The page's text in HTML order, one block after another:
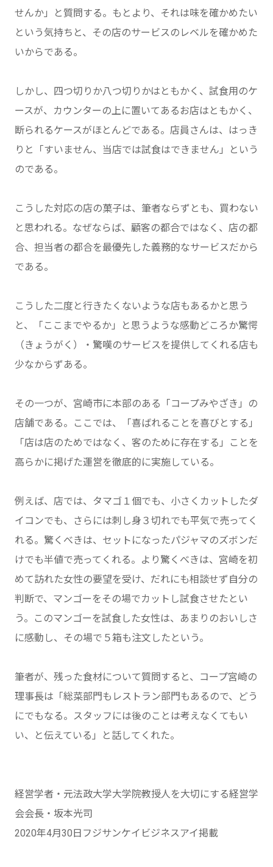
せんか」と質問する。もとより、それは味を確かめたい
という気持ちと、その店のサービスのレベルを確かめた
いからである。
しかし、四つ切りか八つ切りかはともかく、試食用のケ
ースが、カウンターの上に置いてあるお店はともかく、
断られるケースがほとんどである。店員さんは、はっき
りと「すいません、当店では試食はできません」という
のである。
こうした対応の店の菓子は、筆者ならずとも、買わない
と思われる。なぜならば、顧客の都合ではなく、店の都
合、担当者の都合を最優先した義務的なサービスだから
である。
こうした二度と行きたくないような店もあるかと思う
と、「ここまでやるか」と思うような感動どころか驚愕
（きょうがく）・驚嘆のサービスを提供してくれる店も
少なからずある。
その一つが、宮崎市に本部のある「コープみやざき」の
店舗である。ここでは、「喜ばれることを喜びとする」
「店は店のためではなく、客のために存在する」ことを
高らかに掲げた運営を徹底的に実施している。
例えば、店では、タマゴ１個でも、小さくカットしたダ
イコンでも、さらには刺し身３切れでも平気で売ってく
れる。驚くべきは、セットになったパジャマのズボンだ
けでも半値で売ってくれる。より驚くべきは、宮崎を初
めて訪れた女性の要望を受け、だれにも相談せず自分の
判断で、マンゴーをその場でカットし試食させたとい
う。このマンゴーを試食した女性は、あまりのおいしさ
に感動し、その場で５箱も注文したという。
筆者が、残った食材について質問すると、コープ宮崎の
理事長は「総菜部門もレストラン部門もあるので、どう
にでもなる。スタッフには後のことは考えなくてもい
い、と伝えている」と話してくれた。
経営学者・元法政大学大学院教授人を大切にする経営学
会会長・坂本光司
2020年4月30日フジサンケイビジネスアイ掲載